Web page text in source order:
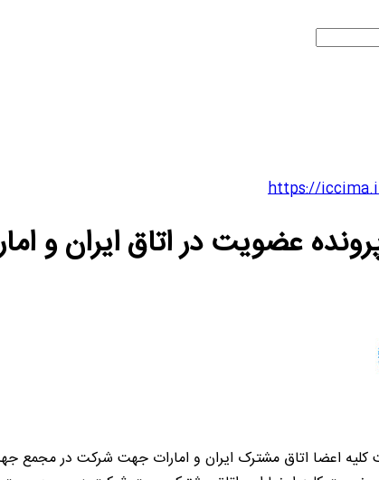
https://
عضویت در اتاق ایران و امارات تا 15 دی